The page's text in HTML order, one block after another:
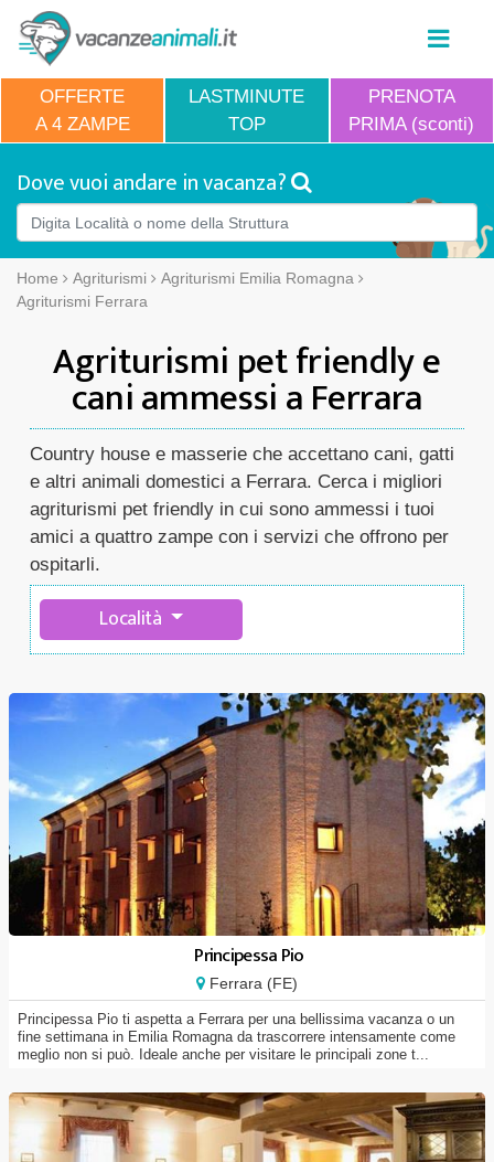
OFFERTE
A 4 ZAMPE
LASTMINUTE
TOP
PRENOTA
PRIMA (sconti)
Dove vuoi andare in vacanza?
Home Agriturismi
Agriturismi Emilia Romagna
Agriturismi Ferrara
Agriturismi pet friendly e
cani ammessi a Ferrara
Country house e masserie che accettano cani, gatti
e altri animali domestici a Ferrara. Cerca i migliori
agriturismi pet friendly in cui sono ammessi i tuoi
amici a quattro zampe con i servizi che offrono per
ospitarli.
Località
Principessa Pio
Ferrara (FE)
Principessa Pio ti aspetta a Ferrara per una bellissima vacanza o un
fine settimana in Emilia Romagna da trascorrere intensamente come
meglio non si può. Ideale anche per visitare le principali zone t...